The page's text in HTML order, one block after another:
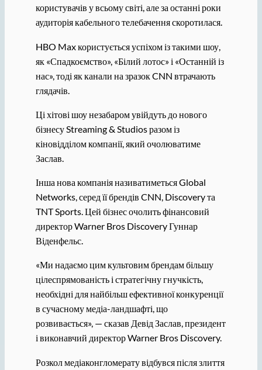
користувачів у всьому світі, але за останні роки
аудиторія кабельного телебачення скоротилася.
HBO Max користується успіхом із такими шоу,
як «Спадкоємство», «Білий лотос» і «Останній із
нас», тоді як канали на зразок CNN втрачають
глядачів.
Ці хітові шоу незабаром увійдуть до нового
бізнесу Streaming & Studios разом із
кіновідділом компанії, який очолюватиме
Заслав.
Інша нова компанія називатиметься Global
Networks, серед її брендів CNN, Discovery та
TNT Sports. Цей бізнес очолить фінансовий
директор Warner Bros Discovery Гуннар
Віденфельс.
«Ми надаємо цим культовим брендам більшу
цілеспрямованість і стратегічну гнучкість,
необхідні для найбільш ефективної конкуренції
в сучасному медіа-ландшафті, що
розвивається», — сказав Девід Заслав, президент
і виконавчий директор Warner Bros Discovery.
Розкол медіаконгломерату відбувся після злиття